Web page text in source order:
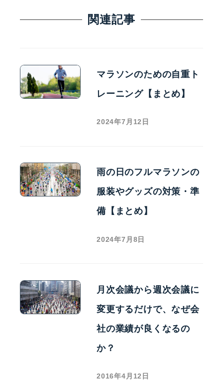
関連記事
マラソンのための自重ト
レーニング【まとめ】
2024年7月12日
雨の日のフルマラソンの
服装やグッズの対策・準
備【まとめ】
2024年7月8日
月次会議から週次会議に
変更するだけで、なぜ会
社の業績が良くなるの
か？
2016年4月12日